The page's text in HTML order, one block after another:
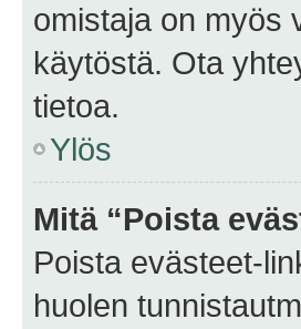
omistaja on myös
käytöstä. Ota
tietoa.
Ylös
Mitä “Poista
Poista evästeet-
huolen